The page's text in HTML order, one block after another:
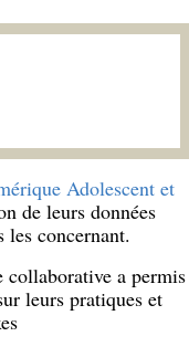
Adolescent et
de leurs données
les concernant.
collaborative a permis
leurs pratiques et